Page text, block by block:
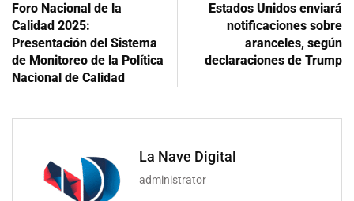
Foro Nacional de la
Calidad 2025:
Presentación del Sistema
de Monitoreo de la Política
Nacional de Calidad
Estados Unidos enviará
notificaciones sobre
aranceles, según
declaraciones de Trump
La Nave Digital
administrator